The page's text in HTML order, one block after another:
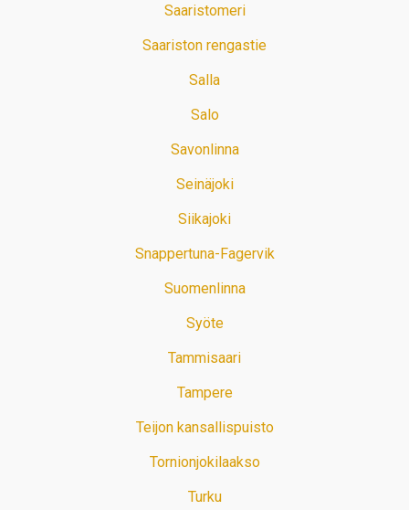
Saaristomeri
Saariston rengastie
Salla
Salo
Savonlinna
Seinäjoki
Siikajoki
Snappertuna-Fagervik
Suomenlinna
Syöte
Tammisaari
Tampere
Teijon kansallispuisto
Tornionjokilaakso
Turku